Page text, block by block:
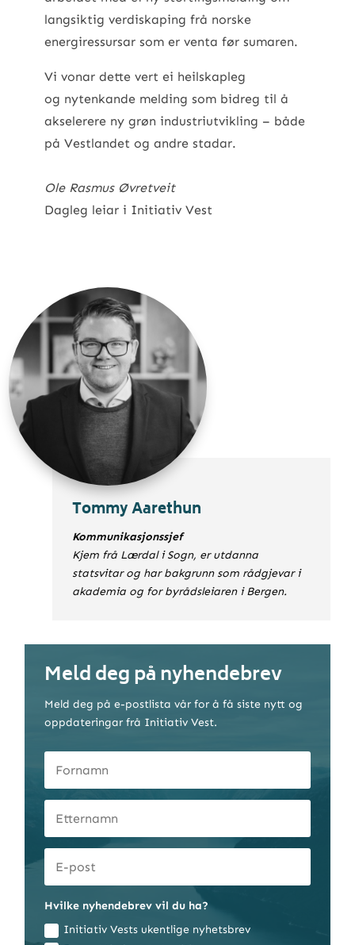
langsiktig verdiskaping frå norske
energiressursar som er venta før sumaren.
Vi vonar dette vert ei heilskapleg
og nytenkande melding som bidreg til å
akselerere ny grøn industriutvikling – både
på Vestlandet og andre stadar.
Ole Rasmus Øvretveit
Dagleg leiar i Initiativ Vest
Tommy Aarethun
Kommunikasjonssjef
Kjem frå Lærdal i Sogn, er utdanna
statsvitar og har bakgrunn som rådgjevar i
akademia og for byrådsleiaren i Bergen.
Meld deg på nyhendebrev
Meld deg på e-postlista vår for å få siste nytt og
oppdateringar frå Initiativ Vest.
Hvilke nyhendebrev vil du ha?
Initiativ Vests ukentlige nyhetsbrev